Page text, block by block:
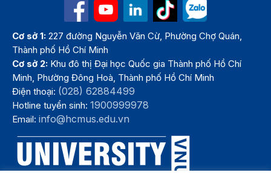
Cơ sở 1: 227 đường Nguyễn Văn Cừ, Phường Chợ Quán,
Thành phố Hồ Chí Minh
Cơ sở 2: Khu đô thị Đại học Quốc gia Thành phố Hồ Chí
Minh, Phường Đông Hoà, Thành phố Hồ Chí Minh
Điện thoại: (028) 62884499
Hotline tuyển sinh:1900999978
Email:info@hcmus.edu.vn